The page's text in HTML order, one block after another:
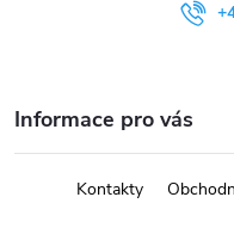
Informace pro vás
Kontakty